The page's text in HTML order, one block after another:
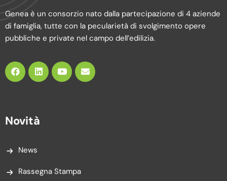
Genea è un consorzio nato dalla partecipazione di 4 aziende
di famiglia, tutte con la pecularietà di svolgimento opere
pubbliche e private nel campo dell’edilizia.
Novità
News
Rassegna Stampa